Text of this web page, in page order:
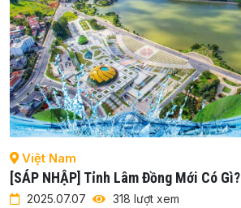
Việt Nam
[SÁP NHẬP] Tỉnh Lâm Đồng Mới Có Gì?
2025.07.07 318 lượt xem